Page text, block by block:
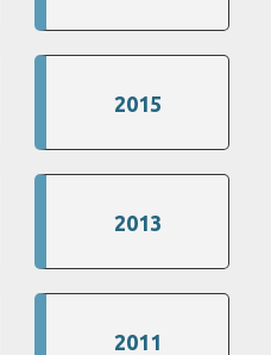
2015
2013
2011